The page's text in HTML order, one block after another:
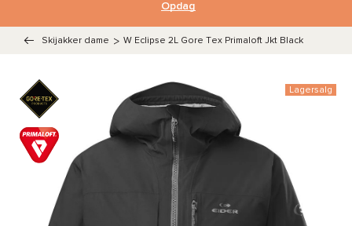
Opdag
Skijakker dame > W Eclipse 2L Gore Tex Primaloft Jkt Black
Lagersalg